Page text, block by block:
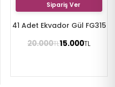
Sipariş Ver
41 Adet Ekvador Gül FG315
20.000TL15.000TL